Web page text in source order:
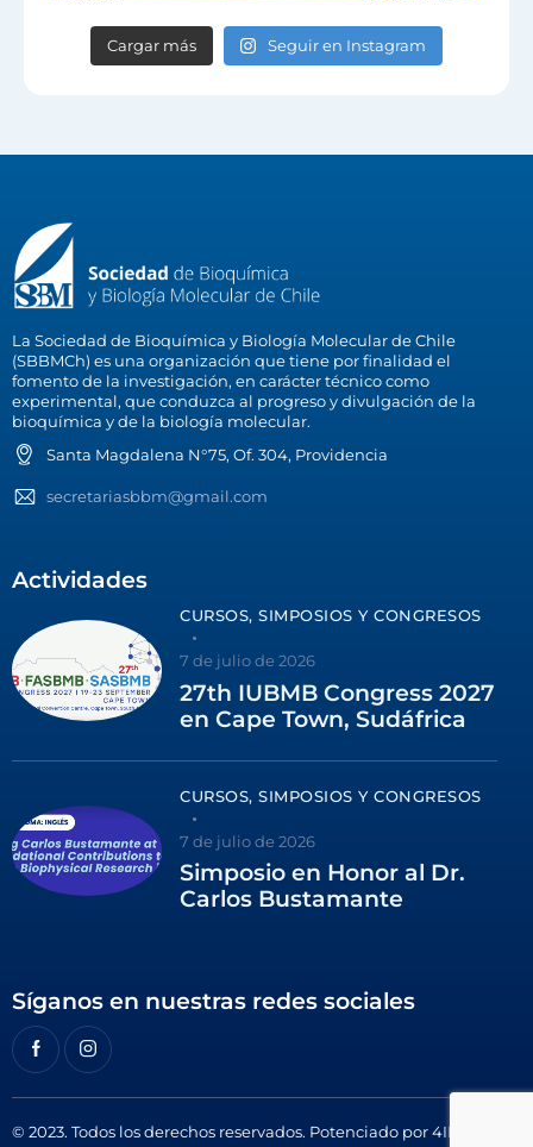
Cargar más Seguir en Instagram
La Sociedad de Bioquímica y Biología Molecular de Chile
(SBBMCh) es una organización que tiene por finalidad el
fomento de la investigación, en carácter técnico como
experimental, que conduzca al progreso y divulgación de la
bioquímica y de la biología molecular.
Santa Magdalena N°75, Of. 304, Providencia
secretariasbbm@gmail.com
Actividades
CURSOS, SIMPOSIOS Y CONGRESOS
7 de julio de 2026
27th IUBMB Congress 2027
en Cape Town, Sudáfrica
CURSOS, SIMPOSIOS Y CONGRESOS
7 de julio de 2026
Simposio en Honor al Dr.
Carlos Bustamante
Síganos en nuestras redes sociales
© 2023. Todos los derechos reservados. Potenciado por4ID